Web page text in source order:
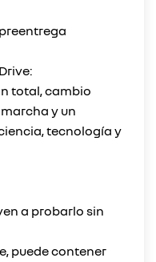
total, cambio
y un
tecnología y
a probarlo sin
puede contener